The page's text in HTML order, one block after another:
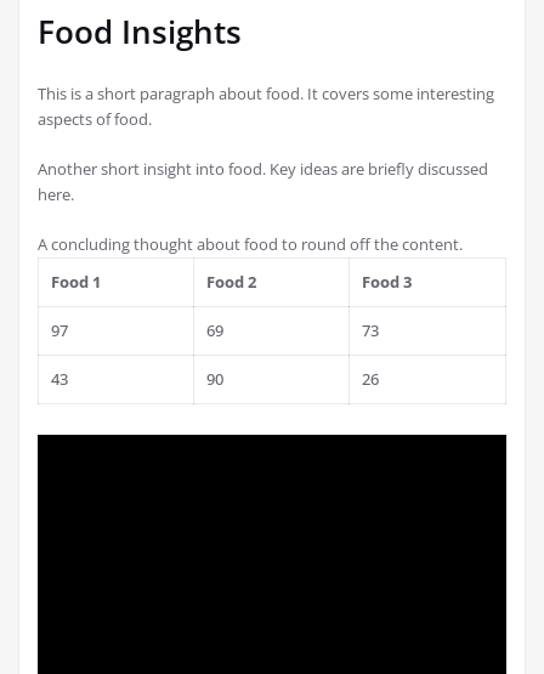
Food Insights
This is a short paragraph about food. It covers some interesting
aspects of food.
Another short insight into food. Key ideas are briefly discussed
here.
A concluding thought about food to round off the content.
Food 1
Food 2 Food 3
97 69 73
43 90 26